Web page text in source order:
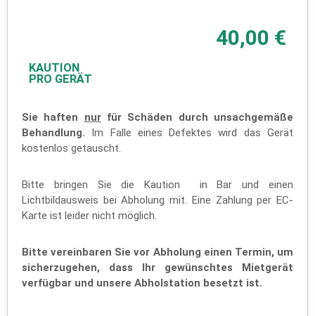
40,00 €
KAUTION
PRO GERÄT
Sie haften nurfür Schäden durch unsachgemäße
Behandlung. Im Falle eines Defektes wird das Gerät
kostenlos getauscht.
Bitte bringen Sie die Kaution in Bar und einen
Lichtbildausweis bei Abholung mit. Eine Zahlung per EC-
Karte ist leider nicht möglich.
Bitte vereinbaren Sie vor Abholung einen Termin, um
sicherzugehen, dass Ihr gewünschtes Mietgerät
verfügbar und unsere Abholstation besetzt ist.